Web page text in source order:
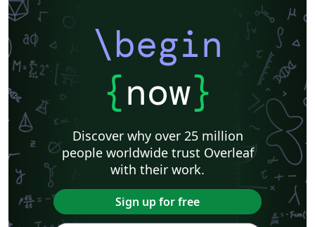
\begin
{now}
Discover why over 25 million
people worldwide trust Overleaf
with their work.
Sign up for free